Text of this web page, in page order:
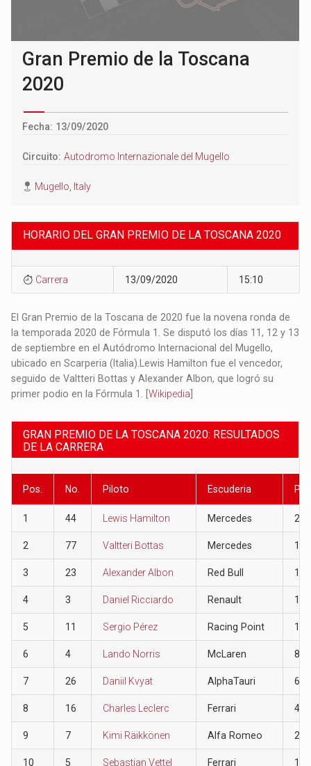
Gran Premio de la Toscana
2020
Fecha: 13/09/2020
Circuito:Autodromo Internazionale del Mugello
Mugello, Italy
HORARIO DEL GRAN PREMIO DE LA TOSCANA 2020
Carrera 13/09/2020 15:10
El Gran Premio de la Toscana de 2020 fue la novena ronda de
la temporada 2020 de Fórmula 1. Se disputó los días 11, 12 y 13
de septiembre en el Autódromo Internacional del Mugello,
ubicado en Scarperia (Italia).​ Lewis Hamilton fue el vencedor,
seguido de Valtteri Bottas y Alexander Albon, que logró su
primer podio en la Fórmula 1.​ [Wikipedia
GRAN PREMIO DE LA TOSCANA 2020: RESULTADOS
DE LA CARRERA
Pos. No. Piloto Escuderia
1 44 Lewis Hamilton Mercedes 26
2 77 Valtteri Bottas Mercedes 18
3 23 Alexander Albon Red Bull 15
4 3 Daniel Ricciardo Renault 12
5 11 Sergio Pérez Racing Point 10
6 4 Lando Norris McLaren 8
7 26 Daniil Kvyat AlphaTauri 6
8 16 Charles Leclerc Ferrari 4
9 7 Kimi Räikkönen Alfa Romeo 2
10 5 Sebastian Vettel Ferrari 1